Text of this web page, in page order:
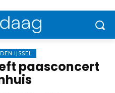
IJSSEL
paasconcert